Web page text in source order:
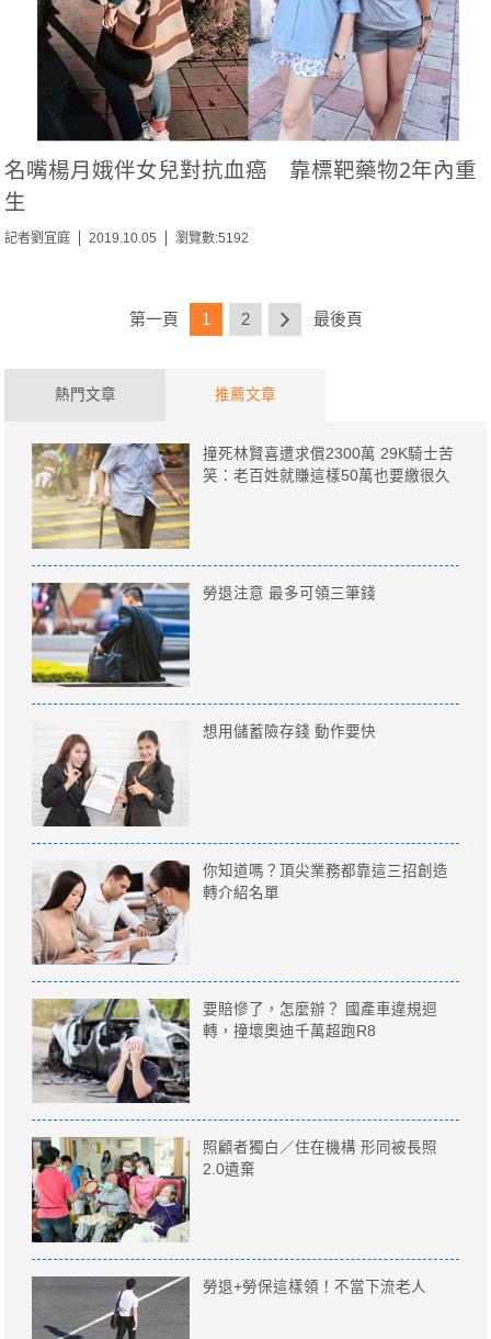
名嘴楊月娥伴女兒對抗血癌 靠標靶藥物2年內重
生
記者劉宜庭 2019.10.05 瀏覽數:5192
第一頁 1 2 最後頁
熱門文章 推薦文章
撞死林賢喜遭求償2300萬 29K騎士苦
笑：老百姓就賺這樣50萬也要繳很久
勞退注意 最多可領三筆錢
想用儲蓄險存錢 動作要快
你知道嗎？頂尖業務都靠這三招創造
轉介紹名單
要賠慘了，怎麼辦？ 國產車違規迴
轉，撞壞奧迪千萬超跑R8
照顧者獨白／住在機構 形同被長照
2.0遺棄
勞退+勞保這樣領！不當下流老人